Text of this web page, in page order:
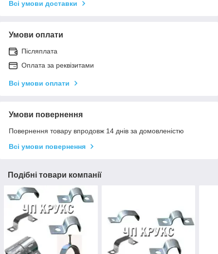
Всі умови доставки
Умови оплати
Післяплата
Оплата за реквізитами
Всі умови оплати
Умови повернення
Повернення товару впродовж 14 днів за домовленістю
Всі умови повернення
Подібні товари компанії